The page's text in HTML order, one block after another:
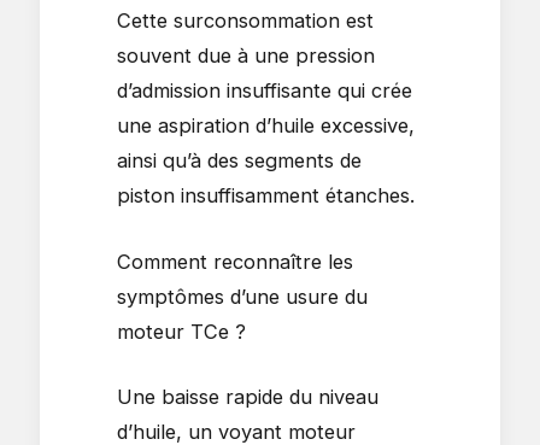
Cette surconsommation est
souvent due à une pression
d’admission insuffisante qui crée
une aspiration d’huile excessive,
ainsi qu’à des segments de
piston insuffisamment étanches.
Comment reconnaître les
symptômes d’une usure du
moteur TCe ?
Une baisse rapide du niveau
d’huile, un voyant moteur